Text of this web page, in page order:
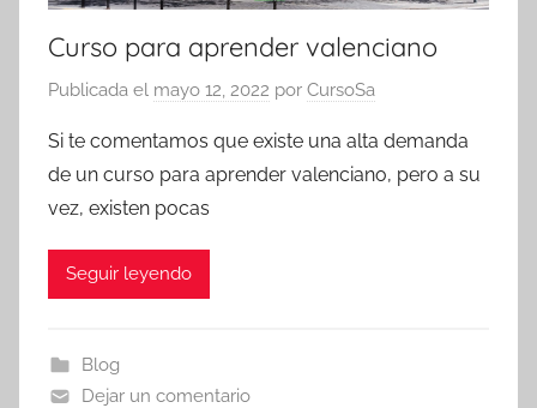
Curso para aprender valenciano
Publicada el mayo 12, 2022 por CursoSa
Si te comentamos que existe una alta demanda
de un curso para aprender valenciano, pero a su
vez, existen pocas
Seguir leyendo
Blog
Dejar un comentario